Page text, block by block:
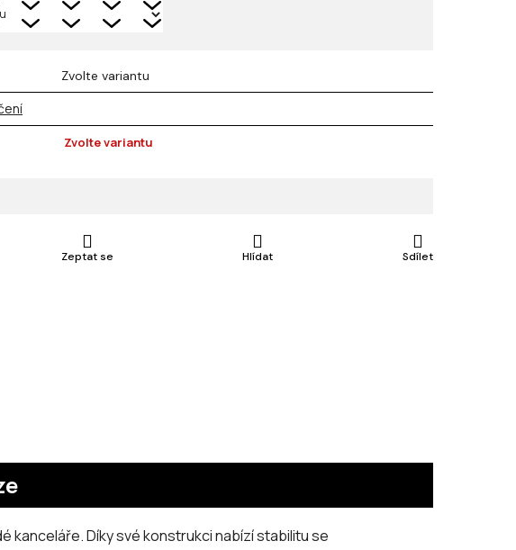
Zvolte variantu
Zvolte variantu
Zeptat se Hlídat Sdílet
kanceláře. Díky své konstrukci nabízí stabilitu se